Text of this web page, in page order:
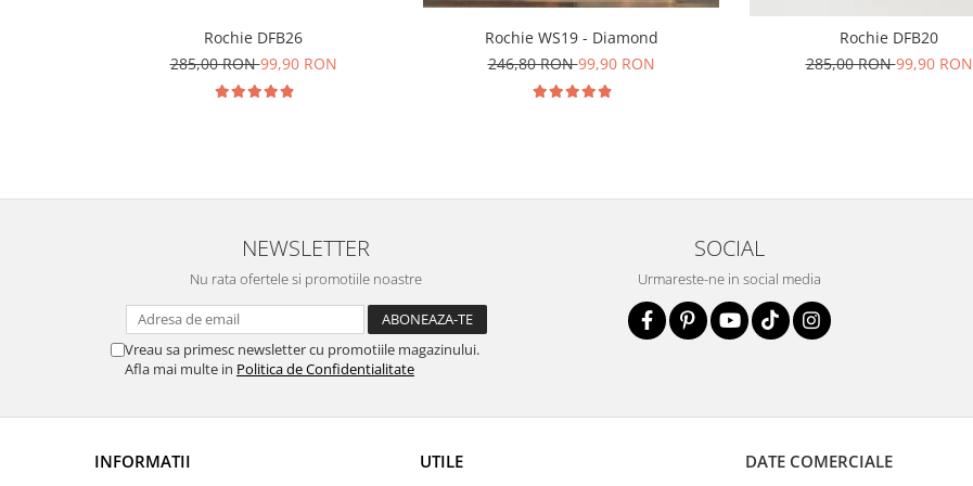
Rochie DFB26
285,00 RON99,90 RON
Rochie WS19 - Diamond
246,80 RON99,90 RON
Rochie DFB20
285,00 RON99,90 RON
NEWSLETTER
Nu rata ofertele si promotiile noastre
Vreau sa primesc newsletter cu promotiile magazinului.
Afla mai multe in Politica de Confidentialitate
SOCIAL
Urmareste-ne in social media
INFORMATII UTILE DATE COMERCIALE